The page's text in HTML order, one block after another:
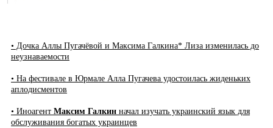
• Дочка Аллы Пугачёвой и Максима Галкина* Лиза изменилась до
неузнаваемости
• На фестивале в Юрмале Алла Пугачева удостоилась жиденьких
аплодисментов
• Иноагент Максим Галкин начал изучать украинский язык для
обслуживания богатых украинцев